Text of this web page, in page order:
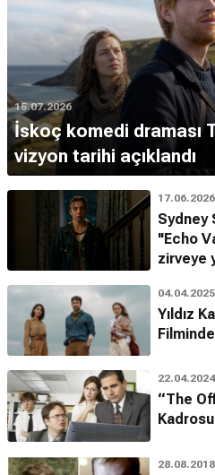
15.07.2026
İskoç komedi draması
vizyon tarihi açıklandı
17.06.2026
Sydney
"Echo
zirveye
04.04.2025
Yıldız
22.04.2024
“The
28.08.2018